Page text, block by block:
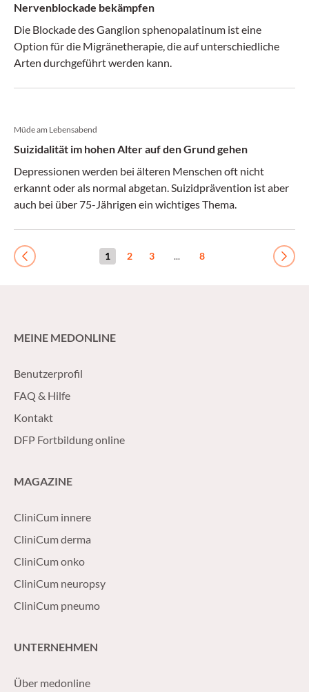
Nervenblockade bekämpfen
Die Blockade des Ganglion sphenopalatinum ist eine
Option für die Migränetherapie, die auf unterschiedliche
Arten durchgeführt werden kann.
Müde am Lebensabend
Suizidalität im hohen Alter auf den Grund gehen
Depressionen werden bei älteren Menschen oft nicht
erkannt oder als normal abgetan. Suizidprävention ist aber
auch bei über 75-Jährigen ein wichtiges Thema.
Previous 1 2 3 ... 8 Next
MEINE MEDONLINE
Benutzerprofil
FAQ & Hilfe
Kontakt
DFP Fortbildung online
MAGAZINE
CliniCum innere
CliniCum derma
CliniCum onko
CliniCum neuropsy
CliniCum pneumo
UNTERNEHMEN
Über medonline